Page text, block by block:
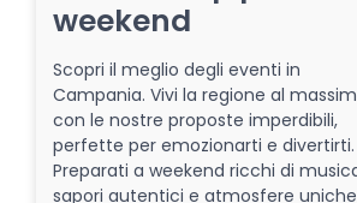
weekend
Scopri il meglio degli eventi in
Campania. Vivi la regione al
con le nostre proposte imperdibili,
perfette per emozionarti e divertirti.
Preparati a weekend ricchi di
sapori autentici e atmosfere